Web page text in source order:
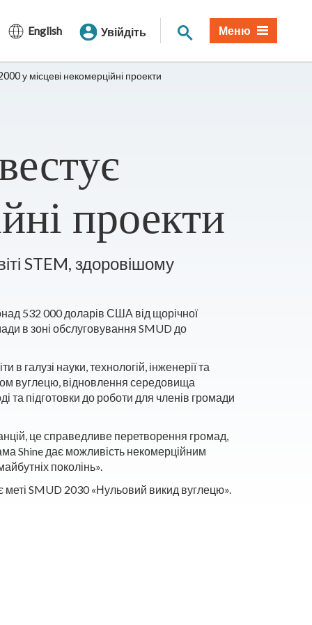
English Увійдіть Пошук по сайту
Меню
у місцеві некомерційні проекти
проекти
STEM, здоровішому
532 000 доларів США від щорічної
в зоні обслуговування SMUD до
в галузі науки, технологій, інженерії та
вуглецю, відновлення середовища
та підготовки до роботи для членів громади
це справедливе перетворення громад,
Shine дає можливість некомерційним
поколінь».
меті SMUD 2030 «Нульовий викид вуглецю».